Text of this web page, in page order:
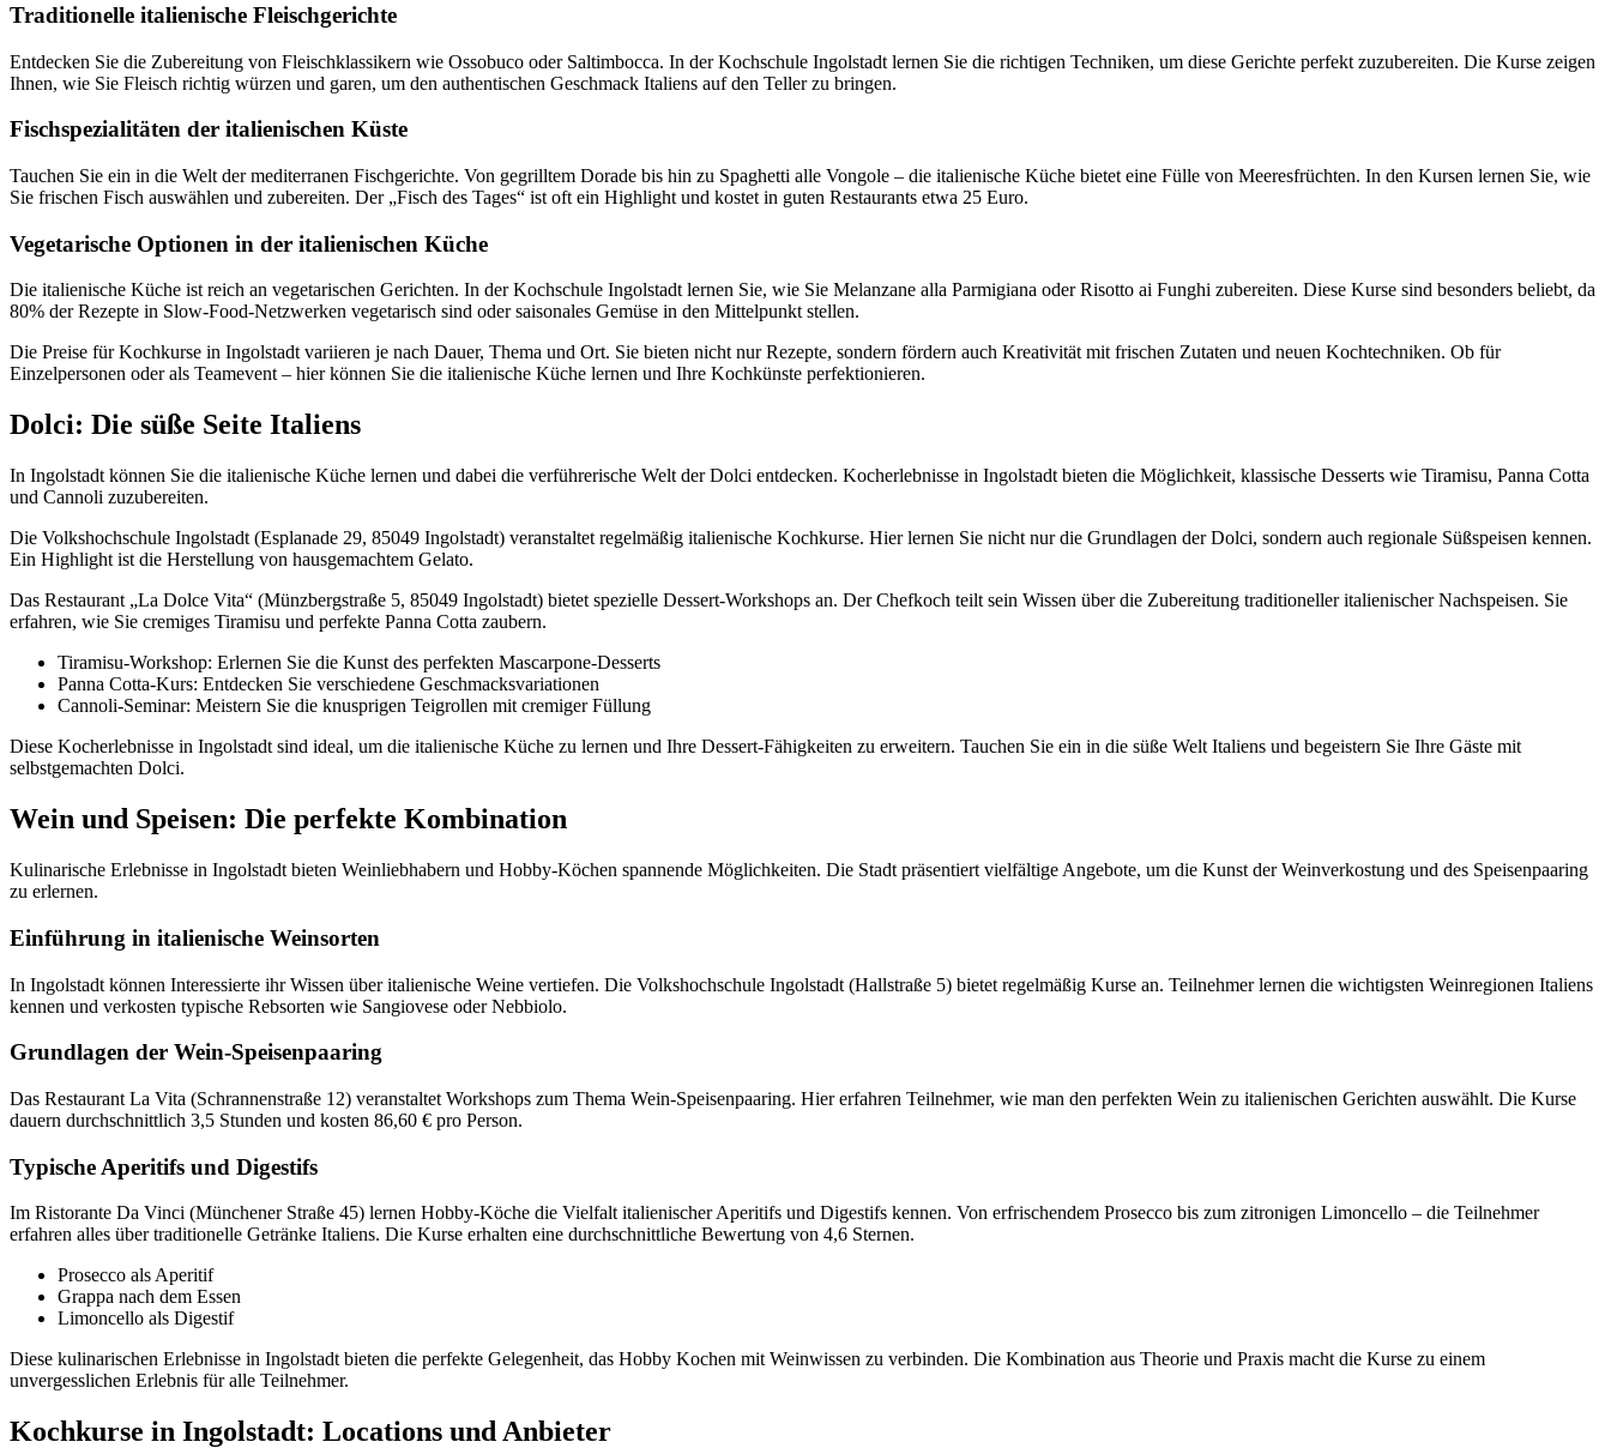
Traditionelle italienische Fleischgerichte
Entdecken Sie die Zubereitung von Fleischklassikern wie Ossobuco oder Saltimbocca. In der Kochschule Ingolstadt lernen Sie die richtigen Techniken, um diese Gerichte perfekt zuzubereiten. Die Kurse zeigen
Ihnen, wie Sie Fleisch richtig würzen und garen, um den authentischen Geschmack Italiens auf den Teller zu bringen.
Fischspezialitäten der italienischen Küste
Tauchen Sie ein in die Welt der mediterranen Fischgerichte. Von gegrilltem Dorade bis hin zu Spaghetti alle Vongole – die italienische Küche bietet eine Fülle von Meeresfrüchten. In den Kursen lernen Sie, wie
Sie frischen Fisch auswählen und zubereiten. Der „Fisch des Tages“ ist oft ein Highlight und kostet in guten Restaurants etwa 25 Euro.
Vegetarische Optionen in der italienischen Küche
Die italienische Küche ist reich an vegetarischen Gerichten. In der Kochschule Ingolstadt lernen Sie, wie Sie Melanzane alla Parmigiana oder Risotto ai Funghi zubereiten. Diese Kurse sind besonders beliebt, da
80% der Rezepte in Slow-Food-Netzwerken vegetarisch sind oder saisonales Gemüse in den Mittelpunkt stellen.
Die Preise für Kochkurse in Ingolstadt variieren je nach Dauer, Thema und Ort. Sie bieten nicht nur Rezepte, sondern fördern auch Kreativität mit frischen Zutaten und neuen Kochtechniken. Ob für
Einzelpersonen oder als Teamevent – hier können Sie die italienische Küche lernen und Ihre Kochkünste perfektionieren.
Dolci: Die süße Seite Italiens
In Ingolstadt können Sie die italienische Küche lernen und dabei die verführerische Welt der Dolci entdecken. Kocherlebnisse in Ingolstadt bieten die Möglichkeit, klassische Desserts wie Tiramisu, Panna Cotta
und Cannoli zuzubereiten.
Die Volkshochschule Ingolstadt (Esplanade 29, 85049 Ingolstadt) veranstaltet regelmäßig italienische Kochkurse. Hier lernen Sie nicht nur die Grundlagen der Dolci, sondern auch regionale Süßspeisen kennen.
Ein Highlight ist die Herstellung von hausgemachtem Gelato.
Das Restaurant „La Dolce Vita“ (Münzbergstraße 5, 85049 Ingolstadt) bietet spezielle Dessert-Workshops an. Der Chefkoch teilt sein Wissen über die Zubereitung traditioneller italienischer Nachspeisen. Sie
erfahren, wie Sie cremiges Tiramisu und perfekte Panna Cotta zaubern.
Tiramisu-Workshop: Erlernen Sie die Kunst des perfekten Mascarpone-Desserts
Panna Cotta-Kurs: Entdecken Sie verschiedene Geschmacksvariationen
Cannoli-Seminar: Meistern Sie die knusprigen Teigrollen mit cremiger Füllung
Diese Kocherlebnisse in Ingolstadt sind ideal, um die italienische Küche zu lernen und Ihre Dessert-Fähigkeiten zu erweitern. Tauchen Sie ein in die süße Welt Italiens und begeistern Sie Ihre Gäste mit
selbstgemachten Dolci.
Wein und Speisen: Die perfekte Kombination
Kulinarische Erlebnisse in Ingolstadt bieten Weinliebhabern und Hobby-Köchen spannende Möglichkeiten. Die Stadt präsentiert vielfältige Angebote, um die Kunst der Weinverkostung und des Speisenpaaring
zu erlernen.
Einführung in italienische Weinsorten
In Ingolstadt können Interessierte ihr Wissen über italienische Weine vertiefen. Die Volkshochschule Ingolstadt (Hallstraße 5) bietet regelmäßig Kurse an. Teilnehmer lernen die wichtigsten Weinregionen Italiens
kennen und verkosten typische Rebsorten wie Sangiovese oder Nebbiolo.
Grundlagen der Wein-Speisenpaaring
Das Restaurant La Vita (Schrannenstraße 12) veranstaltet Workshops zum Thema Wein-Speisenpaaring. Hier erfahren Teilnehmer, wie man den perfekten Wein zu italienischen Gerichten auswählt. Die Kurse
dauern durchschnittlich 3,5 Stunden und kosten 86,60 € pro Person.
Typische Aperitifs und Digestifs
Im Ristorante Da Vinci (Münchener Straße 45) lernen Hobby-Köche die Vielfalt italienischer Aperitifs und Digestifs kennen. Von erfrischendem Prosecco bis zum zitronigen Limoncello – die Teilnehmer
erfahren alles über traditionelle Getränke Italiens. Die Kurse erhalten eine durchschnittliche Bewertung von 4,6 Sternen.
Prosecco als Aperitif
Grappa nach dem Essen
Limoncello als Digestif
Diese kulinarischen Erlebnisse in Ingolstadt bieten die perfekte Gelegenheit, das Hobby Kochen mit Weinwissen zu verbinden. Die Kombination aus Theorie und Praxis macht die Kurse zu einem
unvergesslichen Erlebnis für alle Teilnehmer.
Kochkurse in Ingolstadt: Locations und Anbieter